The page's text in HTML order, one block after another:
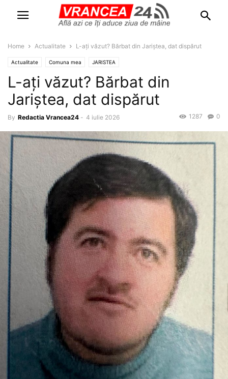
Home Actualitate L-ați văzut? Bărbat din Jariștea, dat dispărut
Actualitate Comuna mea JARISTEA
L-ați văzut? Bărbat din
Jariștea, dat dispărut
By Redactia Vrancea24 - 4 iulie 2026 0
1287